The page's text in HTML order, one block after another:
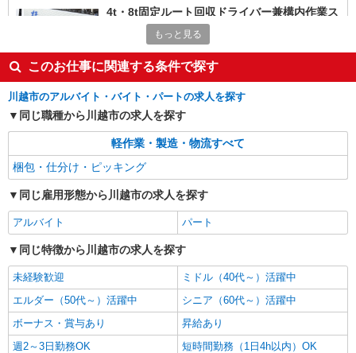
4t・8t固定ルート回収ドライバー兼構内作業ス
月給255,000円〜（経験・能力により昇給あ
り） ★残業・皆勤手当別途支給 ※試用期間3ヶ月
あり（同条件） ★年収例は備考をご覧ください★
≪運転免許手当別途支給≫ ・大型免許（1.5万
円） ・中型免許（1万円） ・フォークリフト免許
（5千円） 【月収例】378,750円 （25歳、入社1年
目） （月給255,000円＋残業45時間93,750円＋皆
勤手当10,000円＋大型・フォーク免許手当20,000
円）
［1］本社：東京都北区桐ヶ丘1-20-12 ［2］三
芳営業所：埼玉県入間郡三芳町北永井59-10 ［3］
児玉営業所：埼玉県本庄市児玉町共栄323 ［4］戸
田営業所：埼玉県戸田市笹目8-15-30 ［5］騎西営
業所：埼玉県加須市戸崎309-1 ［6］川越営業
所：埼玉県川越市芳野台2-8-42 ※川越工業団地内
［7］藤ヶ谷営業所：千葉県柏市藤ヶ谷545-2 ★
車・バイク通勤OK [1]はバイク・自転車通勤OK
キープ 詳細を見る
正社員
東都フォルダー工業株式会社
フォルダー機製造の資材・購買業務（発注・検
品・ピッキングなど）
月給210,000円〜 経験・年齢考慮します。 家
族手当／扶養のお子様１名につき：月5,000円
※18歳まで支給 賞与 年2回 昇給 年1回
板倉工場 群馬県邑楽郡板倉町泉野2-40-1 川
越工場 埼玉県川越市芳野台2-8-75
キープ
もっと見る
このお仕事に関連する条件で探す
川越市のアルバイト・バイト・パートの求人を探す
同じ職種から川越市の求人を探す
軽作業・製造・物流すべて
梱包・仕分け・ピッキング
同じ雇用形態から川越市の求人を探す
アルバイト パート
同じ特徴から川越市の求人を探す
未経験歓迎
ミドル（40代～）活躍中
エルダー（50代～）活躍中
シニア（60代～）活躍中
ボーナス・賞与あり
昇給あり
週2～3日勤務OK
短時間勤務（1日4h以内）OK